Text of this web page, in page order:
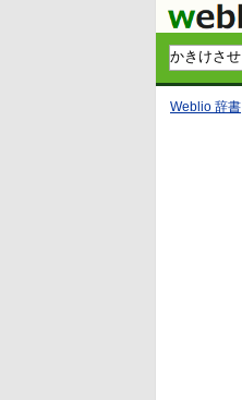
Weblio 辞書